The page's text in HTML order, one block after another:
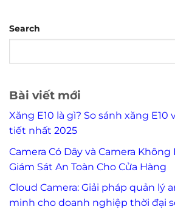
Search
Bài viết mới
Xăng E10 là gì? So sánh xăng E10
tiết nhất 2025
Camera Có Dây và Camera Không
Giám Sát An Toàn Cho Cửa Hàng
Cloud Camera: Giải pháp quản lý
minh cho doanh nghiệp thời đại